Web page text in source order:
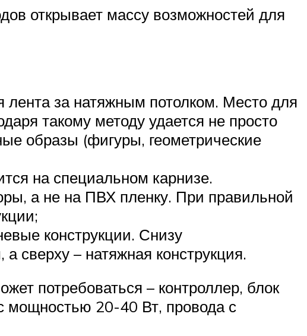
открывает массу возможностей для
лента за натяжным потолком. Место для
такому методу удается не просто
образы (фигуры, геометрические
на специальном карнизе.
а не на ПВХ пленку. При правильной
конструкции. Снизу
сверху – натяжная конструкция.
потребоваться – контроллер, блок
мощностью 20-40 Вт, провода с